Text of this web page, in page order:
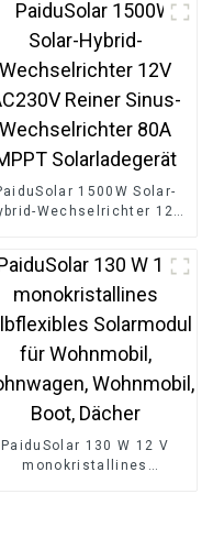
1500W Solar-
Wechselrichter 12V
80A MPPT
Solarladegerät
PaiduSolar 130 W 12 V
monokristallines